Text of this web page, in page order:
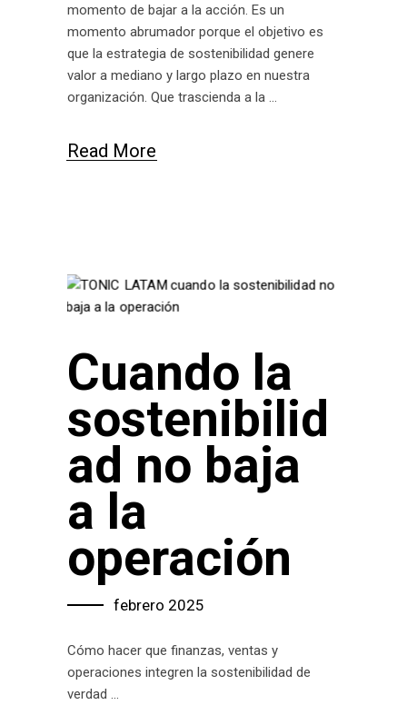
momento de bajar a la acción. Es un
momento abrumador porque el objetivo es
que la estrategia de sostenibilidad genere
valor a mediano y largo plazo en nuestra
organización. Que trascienda a la
Read More
Cuando la
sostenibilid
ad no baja
a la
operación
febrero 2025
Cómo hacer que finanzas, ventas y
operaciones integren la sostenibilidad de
verdad